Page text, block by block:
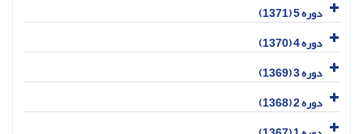
دوره 5 (1371)
دوره 4 (1370)
دوره 3 (1369)
دوره 2 (1368)